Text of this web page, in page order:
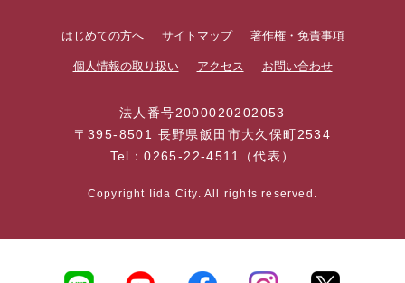
はじめての方へ サイトマップ 著作権・免責事項
個人情報の取り扱い アクセス お問い合わせ
法人番号2000020202053
〒395-8501 長野県飯田市大久保町2534
Tel：0265-22-4511（代表）
Copyright Iida City. All rights reserved.